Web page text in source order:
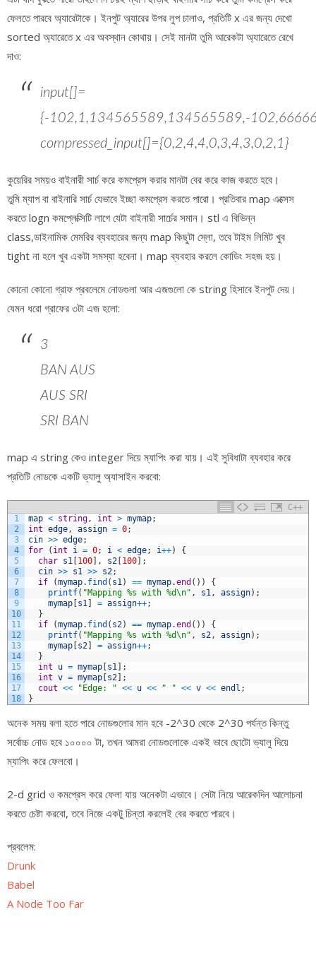
ফেলতে পারবে অ্যারেটাকে। ইনপুট অ্যারের উপর লুপ চালাও, প্রতিটি x এর জন্য দেখো
sorted অ্যারেতে x এর অবস্থান কোথায়। সেই মানটা তুমি আরেকটা অ্যারেতে রেখে
দাও:
input[]=
{-102,1,134565589,134565589,-
compressed_input[]={0,2,4,4,0,3,4,3,0,2,1}
কুয়েরির সময়ও বাইনারী সার্চ করে কমপ্রেস করার মানটা বের করে কাজ করতে হবে।
তুমি ম্যাপ বা বাইনারি সার্চ যেভাবে ইচ্ছা কমপ্রেস করতে পারো। প্রতিবার map এক্সেস
করতে logn কমপ্লেক্সিটি লাগে যেটা বাইনারী সার্চের সমান। stl এ বিভিন্ন
class,ডাইনামিক মেমরির ব্যবহারের জন্য map কিছুটা স্লো, তবে টাইম লিমিট খুব
tight না হলে খুব একটা সমস্যা হবেনা। map ব্যবহার করলে কোডিং সহজ হয়।
কোনো কোনো গ্রাফ প্রবলেমে নোডগুলা আর এজগুলো কে string হিসাবে ইনপুট দেয়।
যেমন ধরো গ্রাফের ৩টা এজ হলো:
3
BAN AUS
AUS SRI
SRI BAN
map এ string কেও integer দিয়ে ম্যাপিং করা যায়। এই সুবিধাটা ব্যবহার করে
প্রতিটি নোডকে একটি ভ্যালু অ্যাসাইন করবো:
C++
1
2
3
4
5
6
7
8
9
10
11
12
13
14
15
16
17
18
map < string, int > mymap;
int edge, assign = 0;
cin >> edge;
for
( int i = 0; i < edge; i++)
{
char s1 100 , s2 100
;
cin >> s1 >> s2;
if
(mymap. find ( s1) == mymap.end ( ) )
{
printf( "Mapping %s with %d\n" , s1, assign) ;
mymap s1 = assign++;
}
if
(mymap. find ( s2) == mymap.end ( ) )
{
printf( "Mapping %s with %d\n" , s2, assign) ;
mymap s2 = assign++;
}
int
u = mymap s1
;
int v = mymap s2
;
cout << "Edge: " << u << " " << v << endl ;
}
অনেক সময় বলা হতে পারে নোডগুলোর মান হবে -2^30 থেকে 2^30 পর্যন্ত কিন্তু
সর্বোচ্চ নোড হবে ১০০০০ টা, তখন আমরা নোডগুলোকে একই ভাবে ছোটো ভ্যালু দিয়ে
ম্যাপিং করে ফেলবো।
2-d grid ও কমপ্রেস করে ফেলা যায় অনেকটা এভাবে। সেটা নিয়ে আরেকদিন আলোচনা
করতে চেষ্টা করবো, তবে নিজে একটু চিন্তা করলেই বের করতে পারবে।
প্রবলেম:
Drunk
Babel
A Node Too Far